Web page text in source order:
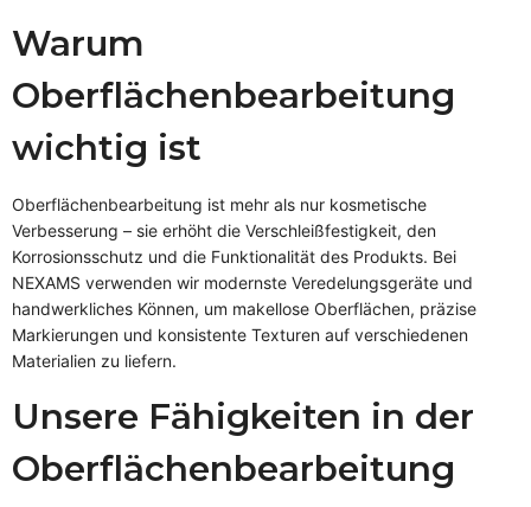
Warum
Oberflächenbearbeitung
wichtig ist
Oberflächenbearbeitung ist mehr als nur kosmetische
Verbesserung – sie erhöht die Verschleißfestigkeit, den
Korrosionsschutz und die Funktionalität des Produkts. Bei
NEXAMS verwenden wir modernste Veredelungsgeräte und
handwerkliches Können, um makellose Oberflächen, präzise
Markierungen und konsistente Texturen auf verschiedenen
Materialien zu liefern.
Unsere Fähigkeiten in der
Oberflächenbearbeitung